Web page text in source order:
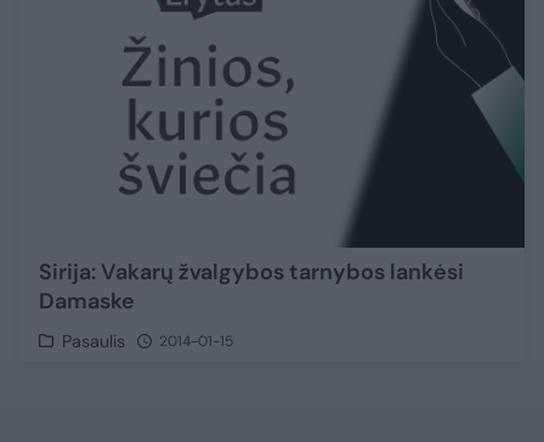
Sirija: Vakarų žvalgybos tarnybos lankėsi
Damaske
Pasaulis 2014-01-15